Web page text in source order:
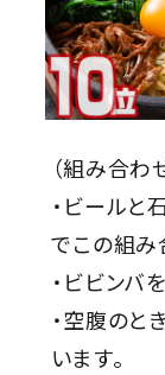
（組み合わ
・ビールと
でこの組み
・ビビンバ
・空腹のと
います。